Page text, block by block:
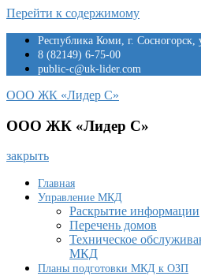
Перейти к содержимому
Республика Коми, г. Сосногорск,
8 (82149) 6-75-00
public-c@uk-lider.com
ООО ЖК «Лидер С»
ООО ЖК «Лидер С»
закрыть
Главная
Управление МКД
Раскрытие информации
Перечень домов
Техническое
МКД
Планы подготовки МКД к ОЗП